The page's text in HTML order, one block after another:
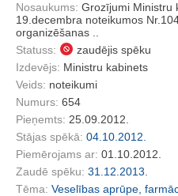
Nosaukums: Grozījumi Ministru
19.decembra noteikumos
organizēšanas ..
Statuss:
zaudējis spēku
Izdevējs: Ministru kabinets
Veids: noteikumi
Numurs: 654
Pieņemts: 25.09.2012.
Stājas spēkā: 04.10.2012.
Piemērojams ar: 01.10.2012.
Zaudē spēku: 31.12.2013.
Tēma: Veselības aprūpe,